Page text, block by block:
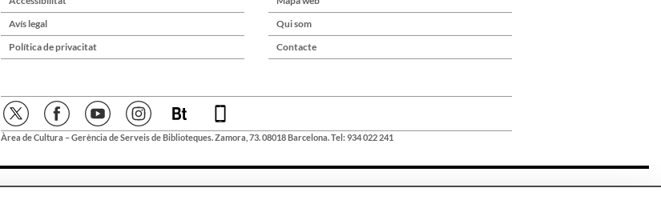
Avís legal
Política de privacitat
Qui som
Contacte
Àrea de Cultura – Gerència de Serveis de Biblioteques. Zamora, 73. 08018 Barcelona. Tel: 934 022 241